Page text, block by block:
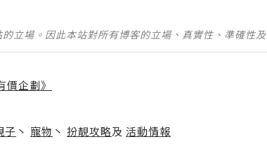
立場。因此本站對所有博客的立場、真實性、準確性
企劃》
子 丶 寵物 丶 扮靚攻略及 活動情報